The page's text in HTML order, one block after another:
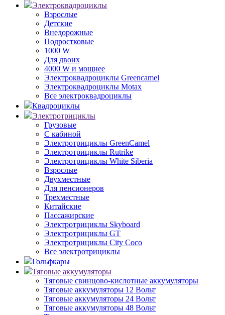
Электроквадроциклы
Взрослые
Детские
Внедорожные
Подростковые
1000 W
Для двоих
4000 W и мощнее
Электроквадроциклы Greencamel
Электроквадроциклы Motax
Все электроквадроциклы
Квадроциклы
Электротрициклы
Грузовые
С кабиной
Электротрициклы GreenCamel
Электротрициклы Rutrike
Электротрициклы White Siberia
Взрослые
Двухместные
Для пенсионеров
Трехместные
Китайские
Пассажирские
Электротрициклы Skyboard
Электротрициклы GT
Электротрициклы City Coco
Все электротрициклы
Гольфкары
Тяговые аккумуляторы
Тяговые свинцово-кислотные аккумуляторы
Тяговые аккумуляторы 12 Вольт
Тяговые аккумуляторы 24 Вольт
Тяговые аккумуляторы 48 Вольт